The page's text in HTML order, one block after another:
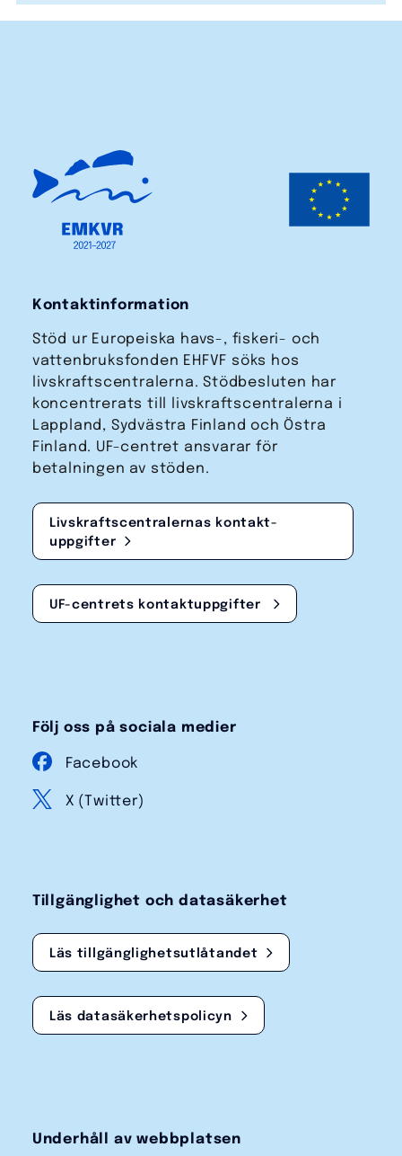
Kontaktinformation
Stöd ur Europeiska havs-, fiskeri- och
vattenbruks­fonden EHFVF söks hos
livskraftscentralerna. Stödbesluten har
koncentrerats till livskraftscentralerna i
Lappland, Sydvästra Finland och Östra
Finland. UF-centret ansvarar för
betalningen av stöden.
Livskraftscentralernas kontakt­
uppgifter
UF-centrets kontakt­uppgifter
Följ oss på sociala medier
Facebook
X (Twitter)
Tillgänglighet och datasäkerhet
Läs tillgänglighetsutlåtandet
Läs datasäkerhetspolicyn
Underhåll av webbplatsen